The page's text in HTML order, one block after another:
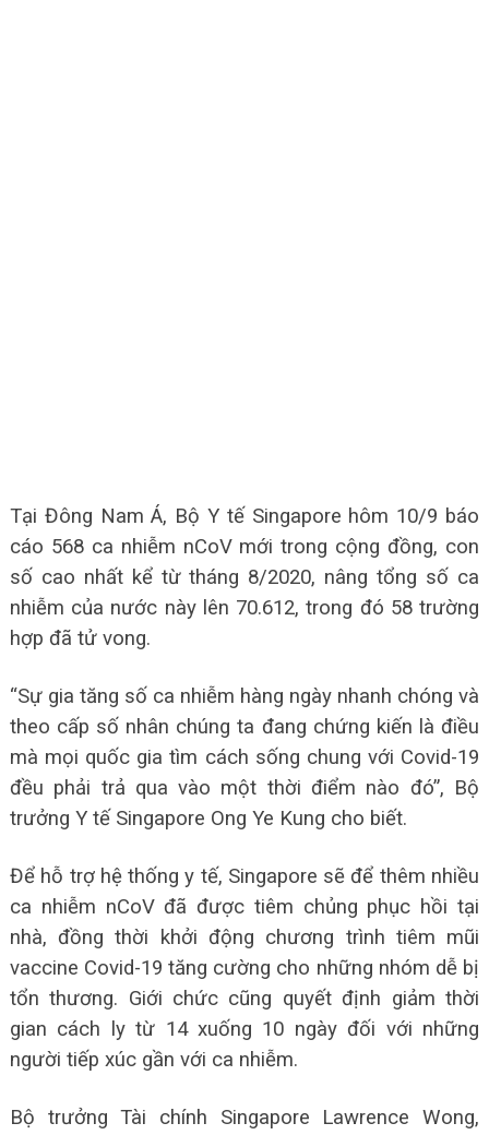
Tại Đông Nam Á, Bộ Y tế Singapore hôm 10/9 báo
cáo 568 ca nhiễm nCoV mới trong cộng đồng, con
số cao nhất kể từ tháng 8/2020, nâng tổng số ca
nhiễm của nước này lên 70.612, trong đó 58 trường
hợp đã tử vong.
“Sự gia tăng số ca nhiễm hàng ngày nhanh chóng và
theo cấp số nhân chúng ta đang chứng kiến là điều
mà mọi quốc gia tìm cách sống chung với Covid-19
đều phải trả qua vào một thời điểm nào đó”, Bộ
trưởng Y tế Singapore Ong Ye Kung cho biết.
Để hỗ trợ hệ thống y tế, Singapore sẽ để thêm nhiều
ca nhiễm nCoV đã được tiêm chủng phục hồi tại
nhà, đồng thời khởi động chương trình tiêm mũi
vaccine Covid-19 tăng cường cho những nhóm dễ bị
tổn thương. Giới chức cũng quyết định giảm thời
gian cách ly từ 14 xuống 10 ngày đối với những
người tiếp xúc gần với ca nhiễm.
Bộ trưởng Tài chính Singapore Lawrence Wong,